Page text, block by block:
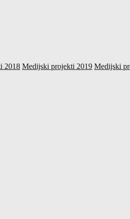
2018 Medijski projekti 2019 Medijski